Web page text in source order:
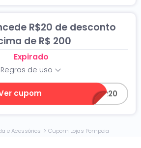
e Acessórios Cupom Lojas Pompeia
R$20 de desconto
de R$ 200
Expirado
Regras de uso
cupom ANIVER20